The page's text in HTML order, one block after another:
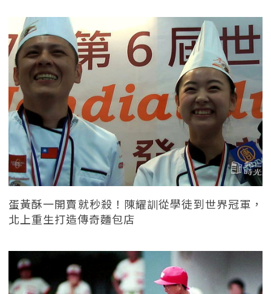
蛋黃酥一開賣就秒殺！陳耀訓從學徒到世界冠軍，
北上重生打造傳奇麵包店